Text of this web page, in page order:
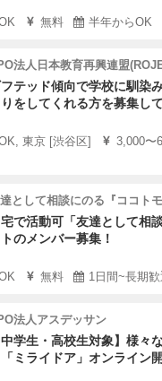
無料 半年からOK
法人日本教育再興連盟
テッド傾向で学校に馴染
りをしてくれる方を募集し
東京 [渋谷区]
3,000〜
として相談にのる『ココトモ
宅で活動可「友達として相
のメンバー募集！
無料 1日間~長期歓
法人アスデッサン
中学生・高校生対象】様々
「ミライドア」オンライン